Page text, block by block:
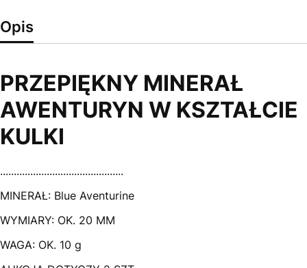
Opis
PRZEPIĘKNY MINERAŁ
AWENTURYN W KSZTAŁCIE
KULKI
.............................................
MINERAŁ: Blue Aventurine
WYMIARY: OK. 20 MM
WAGA: OK. 10 g